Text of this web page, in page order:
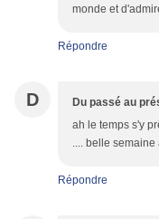
monde et
Répondre
D Du passé au
ah le temps s'y
.... belle
Répondre